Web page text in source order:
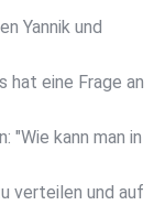
Yannik und
hat eine Frage an
"Wie kann man in
verteilen und auf